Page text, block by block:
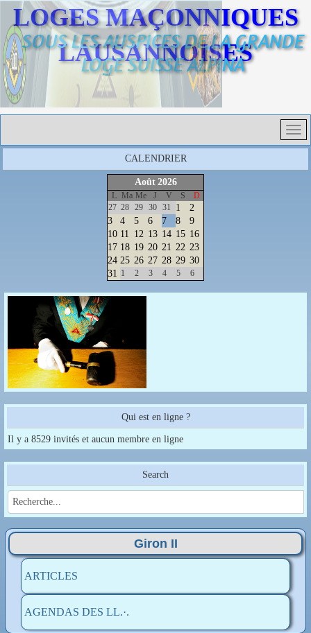
LOGES MAÇONNIQUES
LAUSANNOISES
SOUS LES AUSPICES DE LA GRANDE
LOGE SUISSE ALPINA
CALENDRIER
Août 2026
L Ma Me J V S
D
27 28 29 30 31 1
2
3
4 5 6 7 8
9
10 11 12 13 14 15 16
17 18 19 20 21 22 23
24 25 26 27 28 29 30
31 1 2 3 4 5 6
Qui est en ligne ?
Il y a 8529 invités et aucun membre en ligne
Search
Giron II
ARTICLES
AGENDAS DES LL.·.